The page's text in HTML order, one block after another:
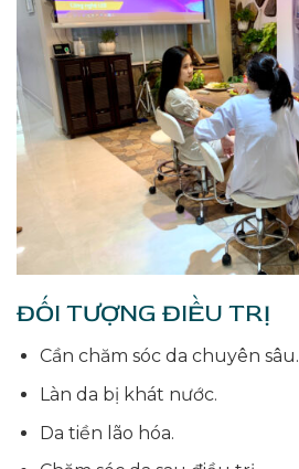
ĐỐI TƯỢNG ĐIỀU TRỊ
Cần chăm sóc da chuyên sâu.
Làn da bị khát nước.
Da tiền lão hóa.